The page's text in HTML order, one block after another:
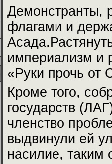
Демонстранты,
флагами и
империализм и
«Руки прочь от
Кроме того,
государств
членство
выдвинули ей
насилие, таким